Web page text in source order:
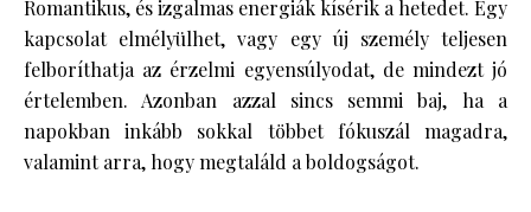
Romantikus, és izgalmas energiák kísérik a hetedet. Egy
kapcsolat elmélyülhet, vagy egy új személy teljesen
felboríthatja az érzelmi egyensúlyodat, de mindezt jó
értelemben. Azonban azzal sincs semmi baj, ha a
napokban inkább sokkal többet fókuszál magadra,
valamint arra, hogy megtaláld a boldogságot.